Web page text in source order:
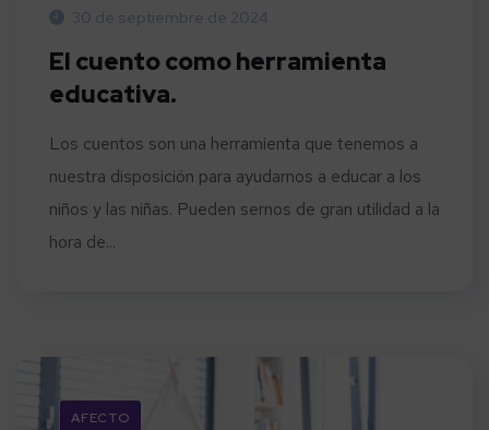
30 de septiembre de 2024
El cuento como herramienta
educativa.
Los cuentos son una herramienta que tenemos a
nuestra disposición para ayudarnos a educar a los
niños y las niñas. Pueden sernos de gran utilidad a la
hora de...
AFECTO